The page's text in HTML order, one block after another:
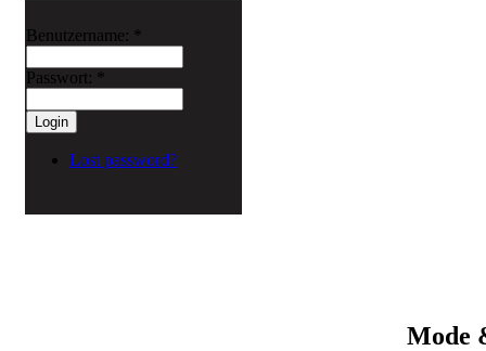
Benutzername: *
Passwort: *
Lost password?
Mode